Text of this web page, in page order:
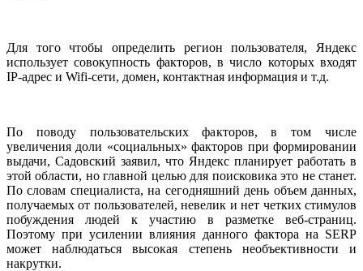
Для того чтобы определить регион пользователя, Яндекс
использует совокупность факторов, в число которых входят
IP-адрес и Wifi-сети, домен, контактная информация и т.д.
По поводу пользовательских факторов, в том числе
увеличения доли «социальных» факторов при формировании
выдачи, Садовский заявил, что Яндекс планирует работать в
этой области, но главной целью для поисковика это не станет.
По словам специалиста, на сегодняшний день объем данных,
получаемых от пользователей, невелик и нет четких стимулов
побуждения людей к участию в разметке веб-страниц.
Поэтому при усилении влияния данного фактора на SERP
может наблюдаться высокая степень необъективности и
накрутки.